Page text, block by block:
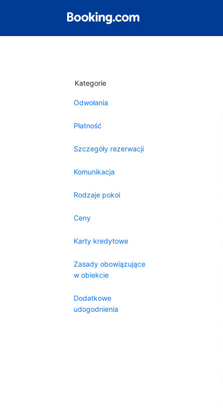
Kategorie
Odwołania
Płatność
Szczegóły rezerwacji
Komunikacja
Rodzaje pokoi
Ceny
Karty kredytowe
Zasady obowiązujące
w obiekcie
Dodatkowe
udogodnienia